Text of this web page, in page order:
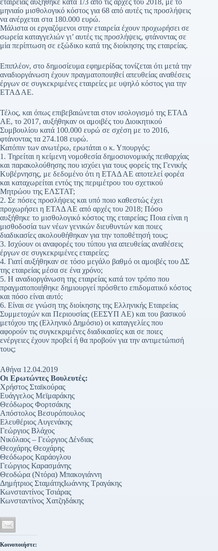
εταιρείας αυξήθηκε κατά 1/3 από τις αρχές του 2018, με το
μηνιαίο μισθολογικό κόστος για 68 από αυτές τις προσλήψεις
να ανέρχεται στα 180.000 ευρώ.
Μάλιστα οι εργαζόμενοι στην εταιρεία έχουν προχωρήσει σε
σωρεία καταγγελιών γι’ αυτές τις προσλήψεις, φτάνοντας σε
μία περίπτωση σε εξώδικο κατά της διοίκησης της εταιρείας.
Επιπλέον, στο δημοσίευμα εφημερίδας τονίζεται ότι μετά την
αναδιοργάνωση έχουν πραγματοποιηθεί απευθείας αναθέσεις
έργων σε συγκεκριμένες εταιρείες με υψηλό κόστος για την
ΕΤΑΔ ΑΕ.
Τέλος, και όπως επιβεβαιώνεται στον ισολογισμό της ΕΤΑΔ
ΑΕ, το 2017, αυξήθηκαν οι αμοιβές του Διοικητικού
Συμβουλίου κατά 100.000 ευρώ σε σχέση με το 2016,
φτάνοντας τα 274.108 ευρώ.
Κατόπιν των ανωτέρω, ερωτάται ο κ. Υπουργός:
1. Τηρείται η κείμενη νομοθεσία δημοσιονομικής πειθαρχίας
και παρακολούθησης που ισχύει για τους φορείς της Γενικής
Κυβέρνησης, με δεδομένο ότι η ΕΤΑΔ ΑΕ αποτελεί φορέα
και καταχωρείται εντός της περιμέτρου του σχετικού
Μητρώου της ΕΛΣΤΑΤ;
2. Σε πόσες προσλήψεις και υπό ποιο καθεστώς έχει
προχωρήσει η ΕΤΑΔ ΑΕ από αρχές του 2018; Πόσο
αυξήθηκε το μισθολογικό κόστος της εταιρείας; Ποια είναι η
μισθοδοσία των νέων γενικών διευθυντών και ποιες
διαδικασίες ακολουθήθηκαν για την τοποθέτησή τους;
3. Ισχύουν οι αναφορές του τύπου για απευθείας αναθέσεις
έργων σε συγκεκριμένες εταιρείες;
4. Γιατί αυξήθηκαν σε τόσο μεγάλο βαθμό οι αμοιβές του ΔΣ
της εταιρείας μέσα σε ένα χρόνο;
5. Η αναδιοργάνωση της εταιρείας κατά τον τρόπο που
πραγματοποιήθηκε δημιουργεί πρόσθετο επιδοματικό κόστος
και πόσο είναι αυτό;
6. Είναι σε γνώση της διοίκησης της Ελληνικής Εταιρείας
Συμμετοχών και Περιουσίας (ΕΕΣΥΠ ΑΕ) και του βασικού
μετόχου της (Ελληνικό Δημόσιο) οι καταγγελίες που
αφορούν τις συγκεκριμένες διαδικασίες και σε ποιες
ενέργειες έχουν προβεί ή θα προβούν για την αντιμετώπισή
τους;
Αθήνα 12.04.2019
Οι Ερωτώντες Βουλευτές:
Χρήστος Σταϊκούρας
Ευάγγελος Μεϊμαράκης
Θεόδωρος Φορτσάκης
Απόστολος Βεσυρόπουλος
Ελευθέριος Αυγενάκης
Γεώργιος Βλάχος
Νικόλαος – Γεώργιος Δένδιας
Θεοχάρης Θεοχάρης
Θεόδωρος Καράογλου
Γεώργιος Καρασμάνης
Θεοδώρα (Ντόρα) Μπακογιάννη
Δημήτριος ΣταμάτηςΙωάννης Τραγάκης
Κωνσταντίνος Τσιάρας
Κωνσταντίνος Χατζηδάκης
Κοινοποιήστε: